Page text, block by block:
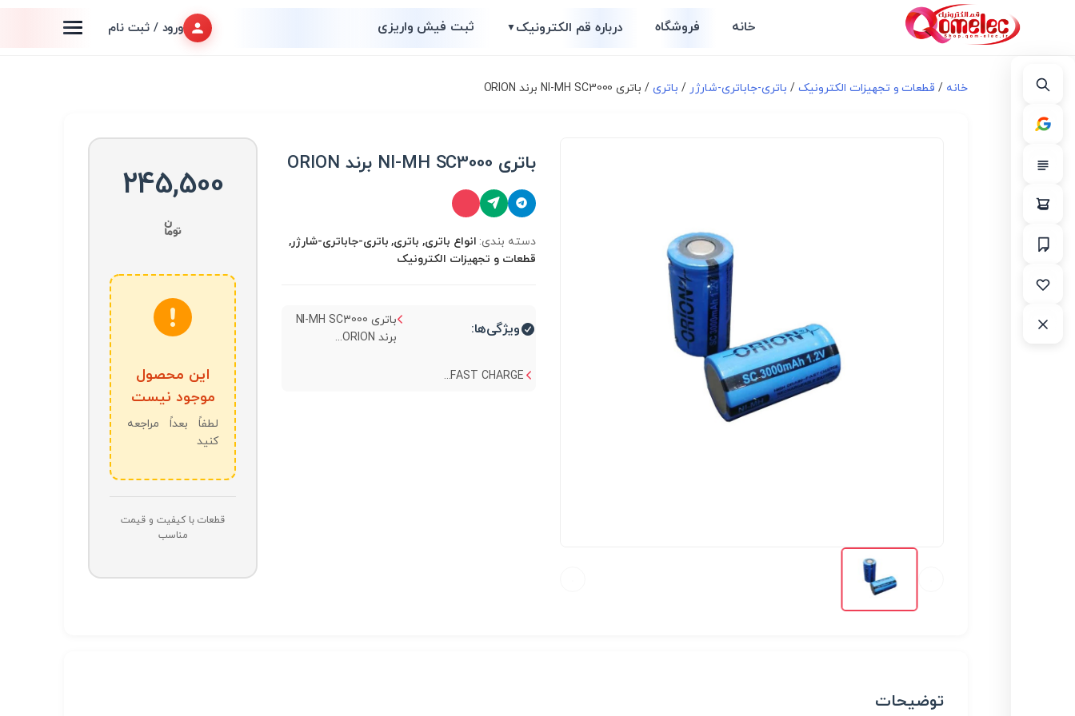
خانه فروشگاه درباره قم الکترونیک▼ ثبت فیش واریزی ورود / ثبت نام
خانه / قطعات و تجهیزات الکترونیک / باتری-جاباتری-شارژر / باتری / باتری NI-MH SC3000 برند ORION
باتری NI-MH SC3000 برند ORION
دسته بندی: انواع باتری, باتری, باتری-جاباتری-شارژر,
قطعات و تجهیزات الکترونیک
ویژگی‌ها:
باتری NI-MH SC3000
برند ORION...
FAST CHARGE...
245,500
این محصول
موجود نیست
لطفاً بعداً مراجعه
کنید
قطعات با کیفیت و قیمت
مناسب
توضیحات